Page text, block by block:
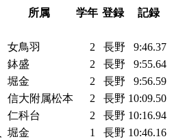
所属 学年 登録 記録
女鳥羽 2 長野
9:46.37
鉢盛 2 長野
9:55.64
堀金 2 長野
9:56.59
信大附属松本 2 長野 10:09.50
仁科台 2 長野 10:16.94
堀金 1 長野 10:46.16